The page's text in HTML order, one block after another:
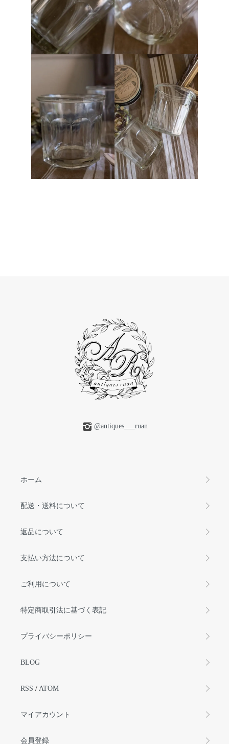
@antiques___ruan
ホーム
配送・送料について
返品について
支払い方法について
ご利用について
特定商取引法に基づく表記
プライバシーポリシー
BLOG
RSS / ATOM
マイアカウント
会員登録